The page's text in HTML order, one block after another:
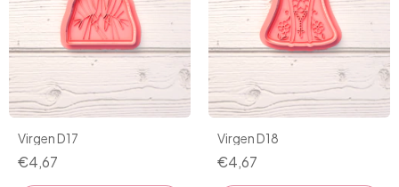
Virgen D17
€4,67
Virgen D18
€4,67